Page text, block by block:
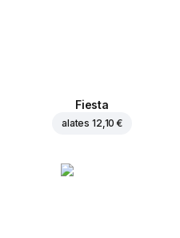
Fiesta
alates 12,10 €